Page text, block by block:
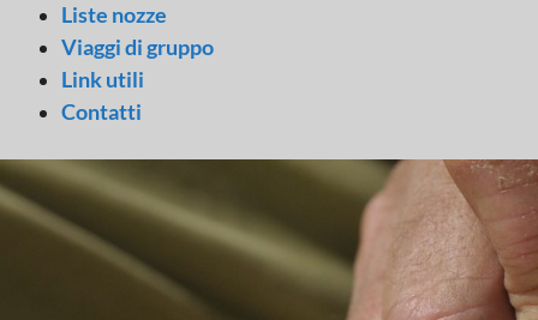
Liste nozze
Viaggi di gruppo
Link utili
Contatti